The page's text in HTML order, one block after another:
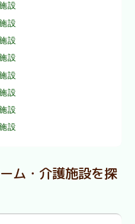
設
設
設
設
設
設
設
設
ム・介護施設を探